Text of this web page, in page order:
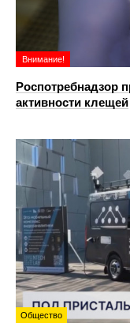
Внимание!
Роспотребнадзор
активности клещей
Общество